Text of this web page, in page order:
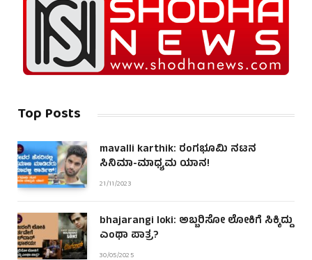
Top Posts
mavalli karthik: ರಂಗಭೂಮಿ ನಟನ
ಸಿನಿಮಾ-ಮಾಧ್ಯಮ ಯಾನ!
21/11/2023
bhajarangi loki: ಅಬ್ಬರಿಸೋ ಲೋಕಿಗೆ ಸಿಕ್ಕಿದ್ದು
ಎಂಥಾ ಪಾತ್ರ?
30/05/2025